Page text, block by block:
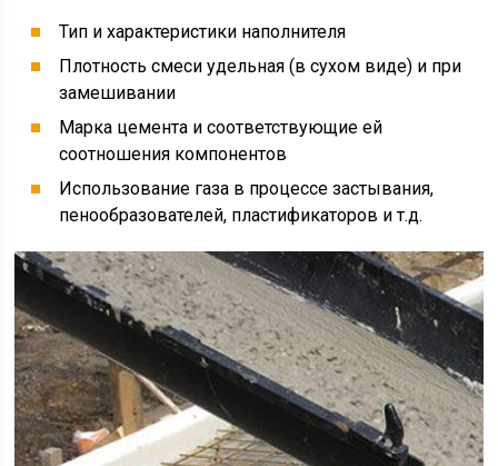
Тип и характеристики наполнителя
Плотность смеси удельная (в сухом виде) и при
замешивании
Марка цемента и соответствующие ей
соотношения компонентов
Использование газа в процессе застывания,
пенообразователей, пластификаторов и т.д.